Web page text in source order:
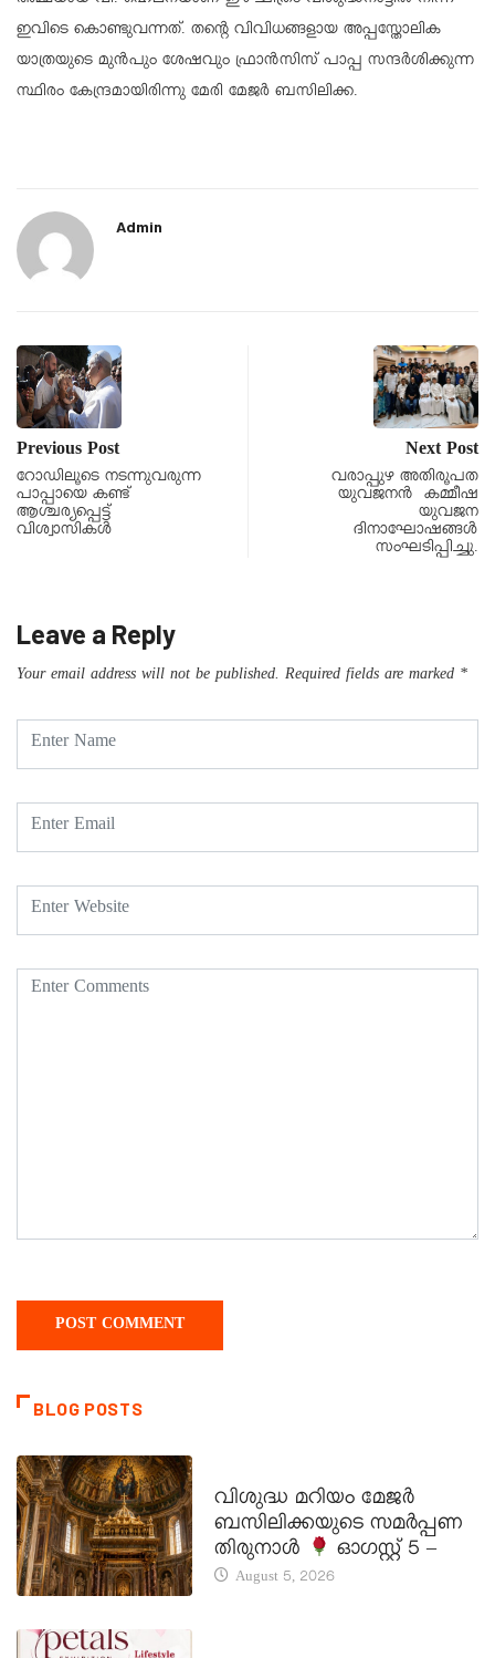
ഇവിടെ കൊണ്ടുവന്നത്. തന്റെ വിവിധങ്ങളായ അപ്പസ്തോലിക
യാത്രയുടെ മുന്‍പും ശേഷവും ഫ്രാന്‍സിസ് പാപ്പ സന്ദര്‍ശിക്കുന്ന
സ്ഥിരം കേന്ദ്രമായിരിന്നു മേരി മേജർ ബസിലിക്ക.
Admin
Previous Post
റോഡിലൂടെ നടന്നുവരുന്ന
പാപ്പായെ കണ്ട്
ആശ്ചര്യപ്പെട്ട്
വിശ്വാസികള്‍
Next Post
വരാപ്പുഴ അതിരൂപത
യുവജനൻ കമ്മീഷ
യുവജന
ദിനാഘോഷങ്ങൾ
സംഘടിപ്പിച്ചു.
Leave a Reply
Your email address will not be published. Required fields are marked *
BLOG POSTS
വിശുദ്ധ മറിയം മേജർ
ബസിലിക്കയുടെ സമർപ്പണ
തിരുനാൾ
ഓഗസ്റ്റ് 5 –
August 5, 2026